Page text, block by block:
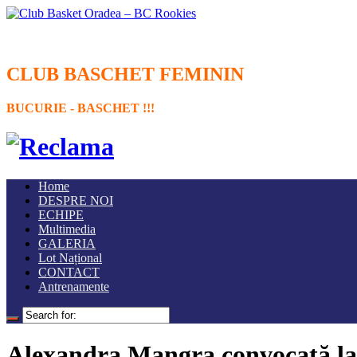
CLUB BASCHET FEMININ
BUCURIE - BASCHET !!!
Home
DESPRE NOI
ECHIPE
Multimedia
GALERIA
Lot Național
CONTACT
Antrenamente